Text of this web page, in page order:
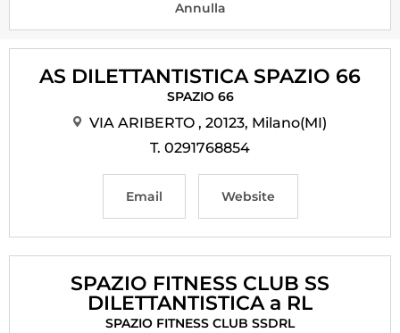
Formazione
Amministrazione
Rivista Olympic Dream
Videogallery
AS DILETTANTISTICA SPAZIO 66
SPAZIO 66
VIA ARIBERTO , 20123, Milano(MI)
T. 0291768854
Email Website
SPAZIO FITNESS CLUB SS
DILETTANTISTICA a RL
SPAZIO FITNESS CLUB SSDRL